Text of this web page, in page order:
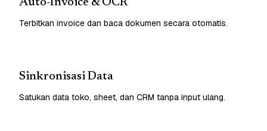
Terbitkan invoice dan baca dokumen secara otomatis.
Sinkronisasi Data
Satukan data toko, sheet, dan CRM tanpa input ulang.